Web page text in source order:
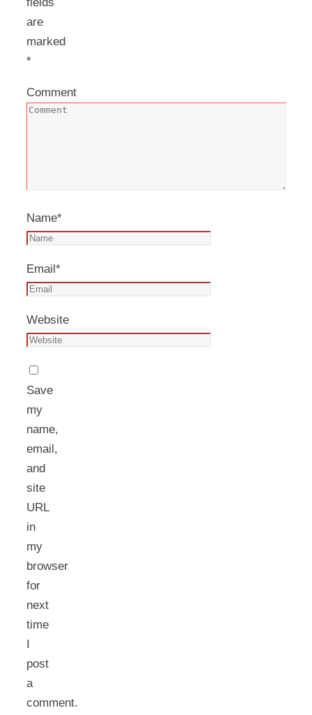
are
marked
*
Comment
Name*
Email*
Website
Save
my
name,
email,
and
site
URL
in
my
browser
for
next
time
I
post
a
comment.